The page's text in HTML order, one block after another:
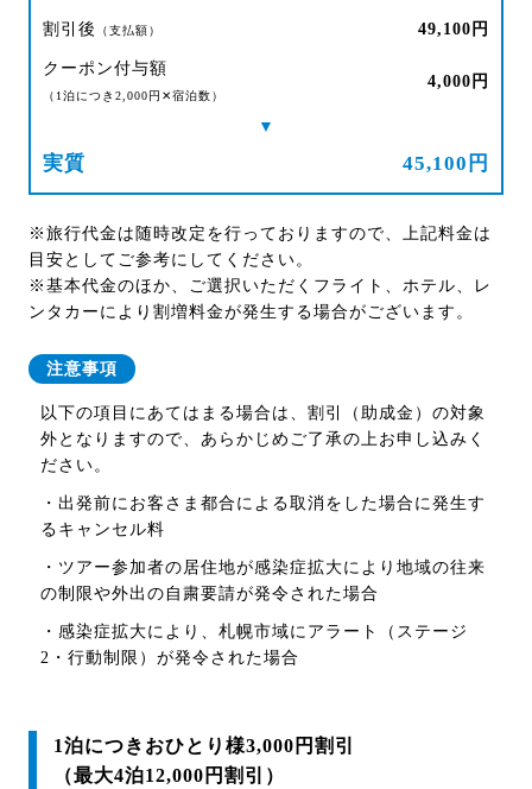
割引後 （支払額） 49,100円
クーポン付与額
（1泊につき2,000円✕宿泊数）
4,000円
▼
実質 45,100円
※旅行代金は随時改定を行っておりますので、上記料金は
目安としてご参考にしてください。
※基本代金のほか、ご選択いただくフライト、ホテル、レ
ンタカーにより割増料金が発生する場合がございます。
注意事項
以下の項目にあてはまる場合は、 割引（助成金）の対象
外となりますので、あらかじめご了承の上お申し込みく
ださい。
・出発前にお客さま都合による取消をした場合に発生す
るキャンセル料
・ツアー参加者の居住地が感染症拡大により地域の往来
の制限や外出の自粛要請が発令された場合
・感染症拡大により、札幌市域にアラート（ステージ
2・行動制限）が発令された場合
1泊につきおひとり様3,000円割引
（最大4泊12,000円割引）